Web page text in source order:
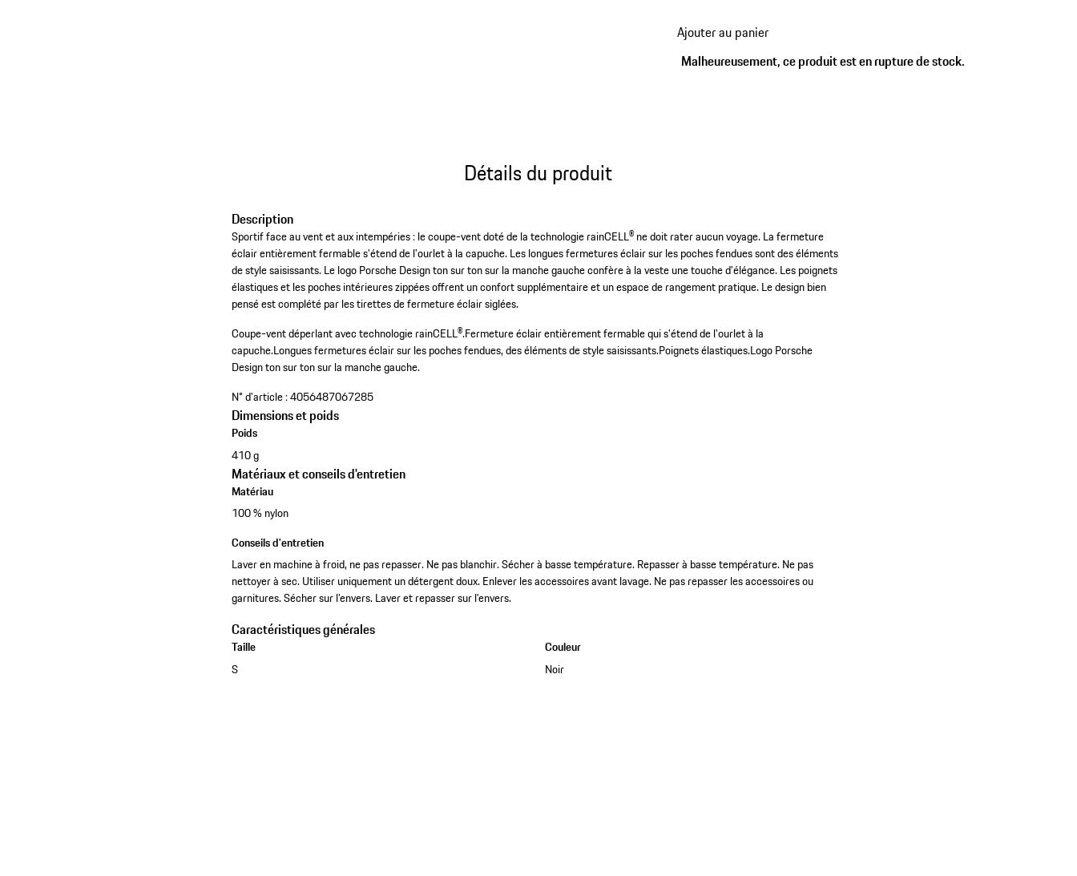
Ajouter au panier
Malheureusement, ce produit est en rupture de stock.
Détails du produit
Description
Sportif face au vent et aux intempéries : le coupe-vent doté de la technologie rainCELL® ne doit rater aucun voyage. La fermeture
éclair entièrement fermable s'étend de l'ourlet à la capuche. Les longues fermetures éclair sur les poches fendues sont des éléments
de style saisissants. Le logo Porsche Design ton sur ton sur la manche gauche confère à la veste une touche d'élégance. Les poignets
élastiques et les poches intérieures zippées offrent un confort supplémentaire et un espace de rangement pratique. Le design bien
pensé est complété par les tirettes de fermeture éclair siglées.
Coupe-vent déperlant avec technologie rainCELL®.Fermeture éclair entièrement fermable qui s'étend de l'ourlet à la
capuche.Longues fermetures éclair sur les poches fendues, des éléments de style saisissants.Poignets élastiques.Logo Porsche
Design ton sur ton sur la manche gauche.
N° d'article :4056487067285
Dimensions et poids
Poids
410 g
Matériaux et conseils d'entretien
Matériau
100 % nylon
Conseils d'entretien
Laver en machine à froid, ne pas repasser. Ne pas blanchir. Sécher à basse température. Repasser à basse température. Ne pas
nettoyer à sec. Utiliser uniquement un détergent doux. Enlever les accessoires avant lavage. Ne pas repasser les accessoires ou
garnitures. Sécher sur l’envers. Laver et repasser sur l’envers.
Caractéristiques générales
Taille
S
Couleur
Noir